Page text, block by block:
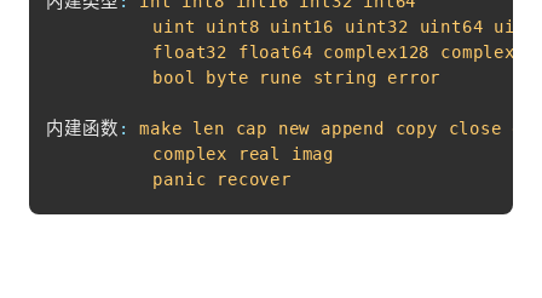
uint
uint8 uint16 uint32 uint64
float32
float64 complex128
complex64
bool
byte rune string error
内建函数 : make len cap new append copy close
complex
real
imag
panic
recover